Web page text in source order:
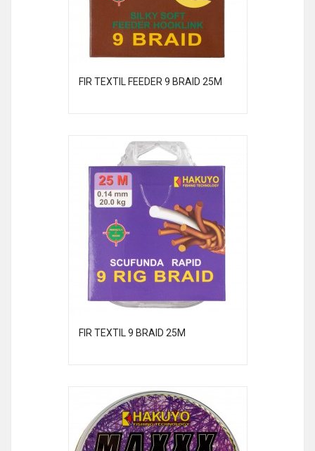
FIR TEXTIL FEEDER 9 BRAID 25M
FIR TEXTIL 9 BRAID 25M